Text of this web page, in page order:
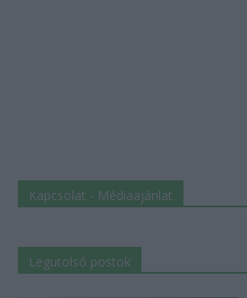
Kapcsolat - Médiaajánlat
Legutolsó postok